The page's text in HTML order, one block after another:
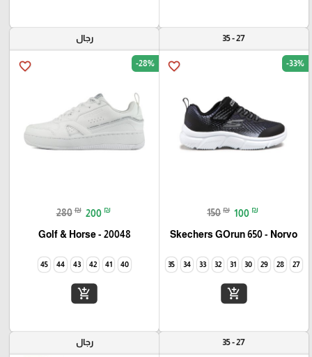
27 - 35
favorite_border -33%
150 ₪ 100 ₪
Skechers GOrun 650 - Norvo
27
28
29
30
31
32
33
34
35
add_shopping_cart
رجال
favorite_border -28%
280 ₪ 200 ₪
Golf & Horse - 20048
40
41
42
43
44
45
add_shopping_cart
27 - 35 رجال